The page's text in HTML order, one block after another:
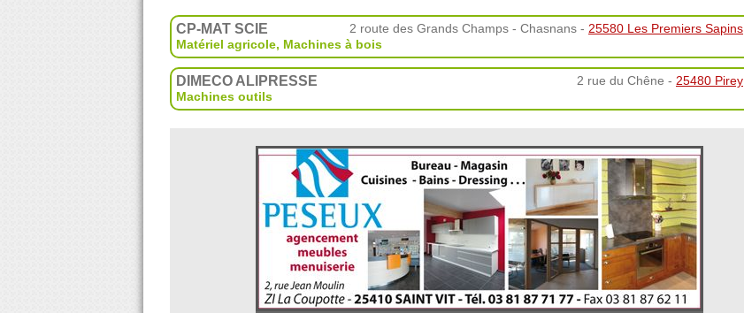
CP-MAT SCIE 2 route des Grands Champs - Chasnans - 25580 Les Premiers Sapins
Matériel agricole, Machines à bois
DIMECO ALIPRESSE 2 rue du Chêne - 25480 Pirey
Machines outils